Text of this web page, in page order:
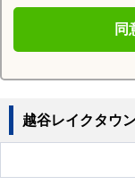
同
南越谷駅
越谷レイクタウ